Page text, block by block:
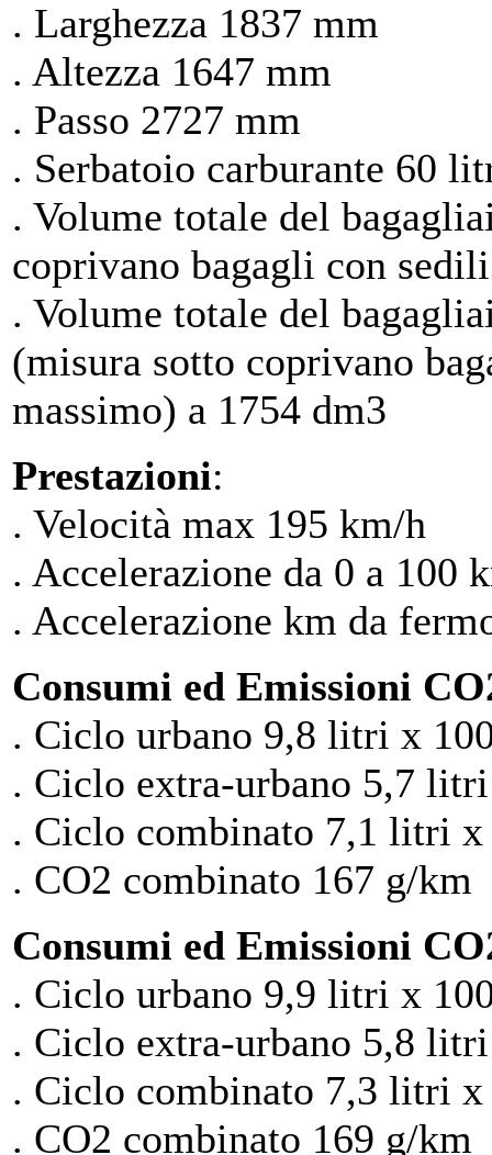
. Larghezza 1837 mm
. Altezza 1647 mm
. Passo 2727 mm
. Serbatoio carburante 60
. Volume totale del
coprivano bagagli con
. Volume totale del
(misura sotto coprivano
massimo) a 1754 dm3
Prestazioni:
. Velocità max 195 km/h
. Accelerazione da 0 a 100
. Accelerazione km da
Consumi ed Emissioni
. Ciclo urbano 9,8 litri x
. Ciclo extra-urbano 5,7
. Ciclo combinato 7,1 litri
. CO2 combinato 167 g/km
Consumi ed Emissioni
. Ciclo urbano 9,9 litri x
. Ciclo extra-urbano 5,8
. Ciclo combinato 7,3 litri
. CO2 combinato 169 g/km